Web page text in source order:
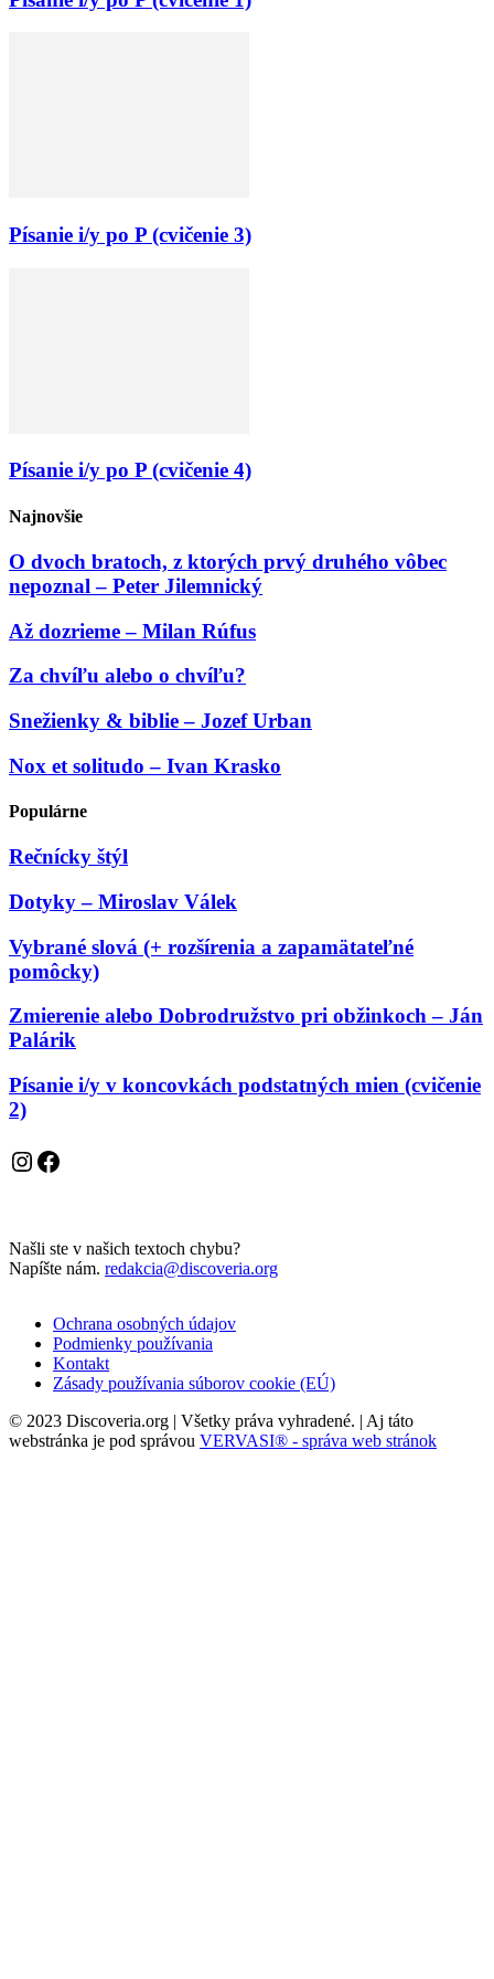
Písanie i/y po P (cvičenie 3)
Písanie i/y po P (cvičenie 4)
Najnovšie
O dvoch bratoch, z ktorých prvý druhého vôbec
nepoznal – Peter Jilemnický
Až dozrieme – Milan Rúfus
Za chvíľu alebo o chvíľu?
Snežienky & biblie – Jozef Urban
Nox et solitudo – Ivan Krasko
Populárne
Rečnícky štýl
Dotyky – Miroslav Válek
Vybrané slová (+ rozšírenia a zapamätateľné
pomôcky)
Zmierenie alebo Dobrodružstvo pri obžinkoch – Ján
Palárik
Písanie i/y v koncovkách podstatných mien (cvičenie
2)
Instagram
Facebook
Našli ste v našich textoch chybu?
Napíšte nám. redakcia@discoveria.org
Ochrana osobných údajov
Podmienky používania
Kontakt
Zásady používania súborov cookie (EÚ)
© 2023 Discoveria.org | Všetky práva vyhradené. | Aj táto
webstránka je pod správou VERVASI® - správa web stránok